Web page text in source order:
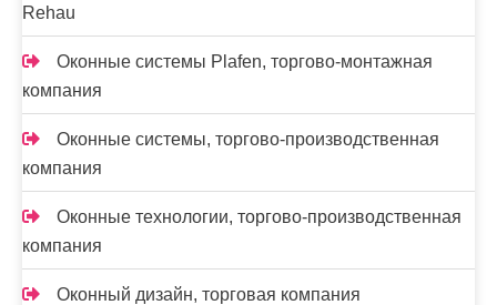
Rehau
Оконные системы Plafen, торгово-монтажная
компания
Оконные системы, торгово-производственная
компания
Оконные технологии, торгово-производственная
компания
Оконный дизайн, торговая компания